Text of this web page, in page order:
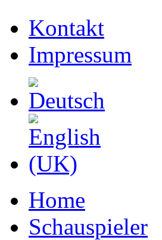
Kontakt
Impressum
Home
Schauspieler